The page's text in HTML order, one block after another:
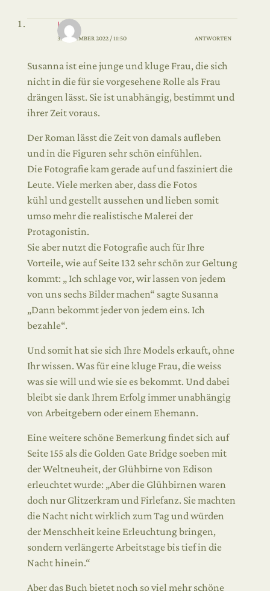
LIA
3. DEZEMBER 2022 / 11:50 ANTWORTEN
Susanna ist eine junge und kluge Frau, die sich
nicht in die für sie vorgesehene Rolle als Frau
drängen lässt. Sie ist unabhängig, bestimmt und
ihrer Zeit voraus.
Der Roman lässt die Zeit von damals aufleben
und in die Figuren sehr schön einfühlen.
Die Fotografie kam gerade auf und fasziniert die
Leute. Viele merken aber, dass die Fotos
kühl und gestellt aussehen und lieben somit
umso mehr die realistische Malerei der
Protagonistin.
Sie aber nutzt die Fotografie auch für Ihre
Vorteile, wie auf Seite 132 sehr schön zur Geltung
kommt: „ Ich schlage vor, wir lassen von jedem
von uns sechs Bilder machen“ sagte Susanna
„Dann bekommt jeder von jedem eins. Ich
bezahle“.
Und somit hat sie sich Ihre Models erkauft, ohne
Ihr wissen. Was für eine kluge Frau, die weiss
was sie will und wie sie es bekommt. Und dabei
bleibt sie dank Ihrem Erfolg immer unabhängig
von Arbeitgebern oder einem Ehemann.
Eine weitere schöne Bemerkung findet sich auf
Seite 155 als die Golden Gate Bridge soeben mit
der Weltneuheit, der Glühbirne von Edison
erleuchtet wurde: „Aber die Glühbirnen waren
doch nur Glitzerkram und Firlefanz. Sie machten
die Nacht nicht wirklich zum Tag und würden
der Menschheit keine Erleuchtung bringen,
sondern verlängerte Arbeitstage bis tief in die
Nacht hinein.“
Aber das Buch bietet noch so viel mehr schöne